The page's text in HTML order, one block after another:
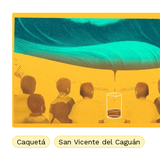
Caquetá San Vicente del Caguán